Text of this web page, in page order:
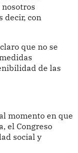
decir, con
que no se
de las
momento en que
el Congreso
social y